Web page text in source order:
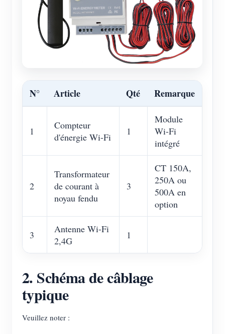
N° Article Qté Remarque
1
Compteur
d'énergie Wi-Fi
1
Module
Wi-Fi
intégré
2
Transformateur
de courant à
noyau fendu
3
CT 150A,
250A ou
500A en
option
3
Antenne Wi-Fi
2,4G
1
2. Schéma de câblage
typique
Veuillez noter :